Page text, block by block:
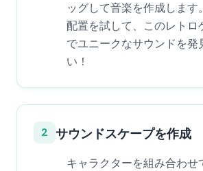
ッグして音楽を作成します
配置を試して、このレトロ
でユニークなサウンドを発
い！
2 サウンドスケープを作成
キャラクターを組み合わせ